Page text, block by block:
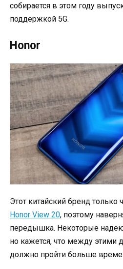
собирается в этом году
поддержкой 5G.
Honor
Этот китайский бренд только
Honor View 20, поэтому
передышка. Некоторые
но кажется, что между этими
должно пройти больше